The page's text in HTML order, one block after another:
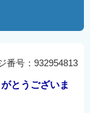
番号：932954813
とうございま